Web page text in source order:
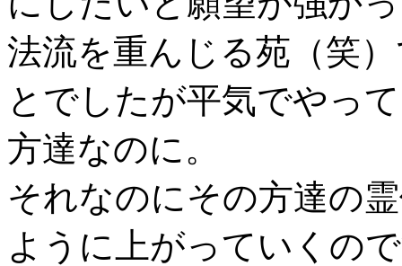
法流を重んじる苑（笑
とでしたが平気でやっ
方達なのに。
それなのにその方達の
ように上がっていくの